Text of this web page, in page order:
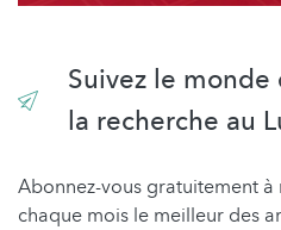
Suivez le
la recherche au
Abonnez-vous gratuitement
chaque mois le meilleur des